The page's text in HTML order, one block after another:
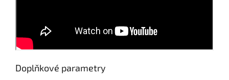
Doplňkové parametry